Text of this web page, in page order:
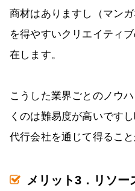
商材はありますし（マン
を得やすいクリエイティ
在します。
こうした業界ごとのノウ
くのは難易度が高いです
代行会社を通じて得ること
メリット3．リソー